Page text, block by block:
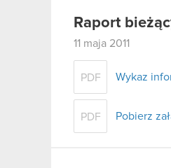
Raport
11 maja 2011
PDF Wykaz
PDF Pobierz